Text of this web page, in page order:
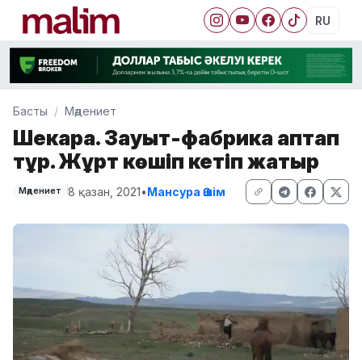
RU
Басты Мәдениет
Шекара. Зауыт-фабрика қаптап
тұр. Жұрт көшіп кетіп жатыр
Мәдениет 8 қазан, 2021•Мансура Әшім